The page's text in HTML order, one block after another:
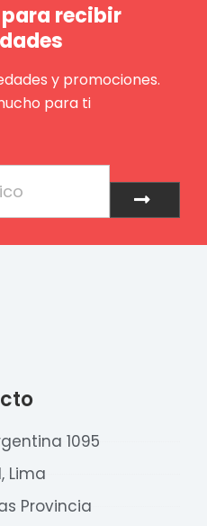
recibir
y promociones.
para ti
Enviar
1095
Lima
Provincia